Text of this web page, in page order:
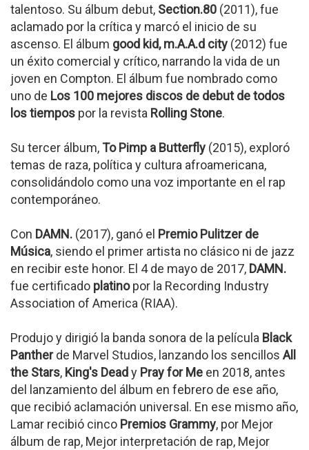
talentoso. Su álbum debut, Section.80 (2011), fue
aclamado por la crítica y marcó el inicio de su
ascenso. El álbum good kid, m.A.A.d city (2012) fue
un éxito comercial y crítico, narrando la vida de un
joven en Compton. El álbum fue nombrado como
uno de Los 100 mejores discos de debut de todos
los tiempos por la revista Rolling Stone.
Su tercer álbum, To Pimp a Butterfly (2015), exploró
temas de raza, política y cultura afroamericana,
consolidándolo como una voz importante en el rap
contemporáneo.
Con DAMN. (2017), ganó el Premio Pulitzer de
Música, siendo el primer artista no clásico ni de jazz
en recibir este honor. El 4 de mayo de 2017, DAMN.
fue certificado platinopor la Recording Industry
Association of America (RIAA).
Produjo y dirigió la banda sonora de la película Black
Pantherde Marvel Studios, lanzando los sencillos All
the Stars, King's Deady Pray for Me en 2018, antes
del lanzamiento del álbum en febrero de ese año,
que recibió aclamación universal. En ese mismo año,
Lamar recibió cinco Premios Grammy, por Mejor
álbum de rap, Mejor interpretación de rap, Mejor